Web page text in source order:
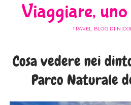
MEDIA KIT
BOLOGNA
FORLÌ-
MODENA
LAZIO
AUSTRIA
BULGARIA
AFRICA
EGITTO
ASIA
Viaggiare,
TRAVEL BLOG DI
Cosa vedere nei
Parco Naturale